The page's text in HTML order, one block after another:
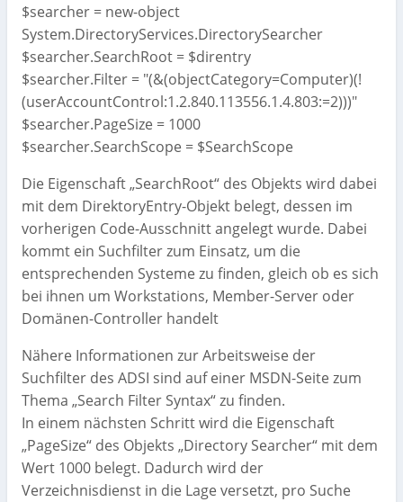
$searcher = new-object
System.DirectoryServices.DirectorySearcher
$searcher.SearchRoot = $direntry
$searcher.Filter = "(&(objectCategory=Computer)(!
(userAccountControl:1.2.840.113556.1.4.803:=2)))"
$searcher.PageSize = 1000
$searcher.SearchScope = $SearchScope
Die Eigenschaft „SearchRoot“ des Objekts wird dabei
mit dem DirektoryEntry-Objekt belegt, dessen im
vorherigen Code-Ausschnitt angelegt wurde. Dabei
kommt ein Suchfilter zum Einsatz, um die
entsprechenden Systeme zu finden, gleich ob es sich
bei ihnen um Workstations, Member-Server oder
Domänen-Controller handelt
Nähere Informationen zur Arbeitsweise der
Suchfilter des ADSI sind auf einer MSDN-Seite zum
Thema „Search Filter Syntax“ zu finden.
In einem nächsten Schritt wird die Eigenschaft
„PageSize“ des Objekts „Directory Searcher“ mit dem
Wert 1000 belegt. Dadurch wird der
Verzeichnisdienst in die Lage versetzt, pro Suche